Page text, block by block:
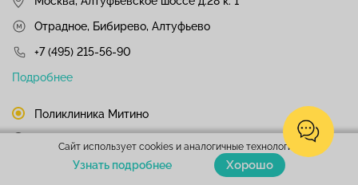
Отрадное, Бибирево, Алтуфьево
+7 (495) 215-56-90
Подробнее
Поликлиника Митино
Москва, ул. Митинская, д.59
Пятницкое шоссе, Митино
Сайт использует cookies и аналогичные технологии.
Узнать подробнее Хорошо